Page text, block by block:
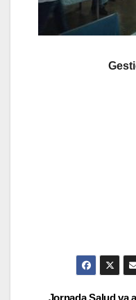
Jornada Salud va